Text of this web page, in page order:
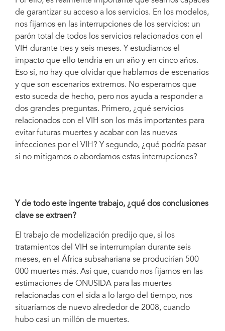
de garantizar su acceso a los servicios. En los modelos,
nos fijamos en las interrupciones de los servicios: un
parón total de todos los servicios relacionados con el
VIH durante tres y seis meses. Y estudiamos el
impacto que ello tendría en un año y en cinco años.
Eso sí, no hay que olvidar que hablamos de escenarios
y que son escenarios extremos. No esperamos que
esto suceda de hecho, pero nos ayuda a responder a
dos grandes preguntas. Primero, ¿qué servicios
relacionados con el VIH son los más importantes para
evitar futuras muertes y acabar con las nuevas
infecciones por el VIH? Y segundo, ¿qué podría pasar
si no mitigamos o abordamos estas interrupciones?
Y de todo este ingente trabajo, ¿qué dos conclusiones
clave se extraen?
El trabajo de modelización predijo que, si los
tratamientos del VIH se interrumpían durante seis
meses, en el África subsahariana se producirían 500
000 muertes más. Así que, cuando nos fijamos en las
estimaciones de ONUSIDA para las muertes
relacionadas con el sida a lo largo del tiempo, nos
situaríamos de nuevo alrededor de 2008, cuando
hubo casi un millón de muertes.